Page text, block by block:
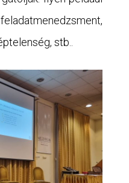
stb..